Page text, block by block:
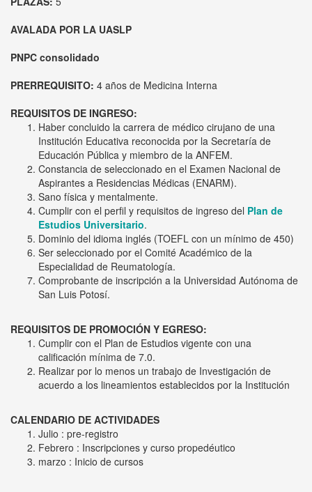
AVALADA POR LA UASLP
PNPC consolidado
PRERREQUISITO: 4 años de Medicina Interna
REQUISITOS DE INGRESO:
Haber concluido la carrera de médico cirujano de una
Institución Educativa reconocida por la Secretaría de
Educación Pública y miembro de la ANFEM.
Constancia de seleccionado en el Examen Nacional de
Aspirantes a Residencias Médicas (ENARM).
Sano física y mentalmente.
Cumplir con el perfil y requisitos de ingreso del Plan de
Estudios Universitario.
Dominio del idioma inglés (TOEFL con un mínimo de 450)
Ser seleccionado por el Comité Académico de la
Especialidad de Reumatología.
Comprobante de inscripción a la Universidad Autónoma de
San Luis Potosí.
REQUISITOS DE PROMOCIÓN Y EGRESO:
Cumplir con el Plan de Estudios vigente con una
calificación mínima de 7.0.
Realizar por lo menos un trabajo de Investigación de
acuerdo a los lineamientos establecidos por la Institución
CALENDARIO DE ACTIVIDADES
Julio : pre-registro
Febrero : Inscripciones y curso propedéutico
marzo : Inicio de cursos